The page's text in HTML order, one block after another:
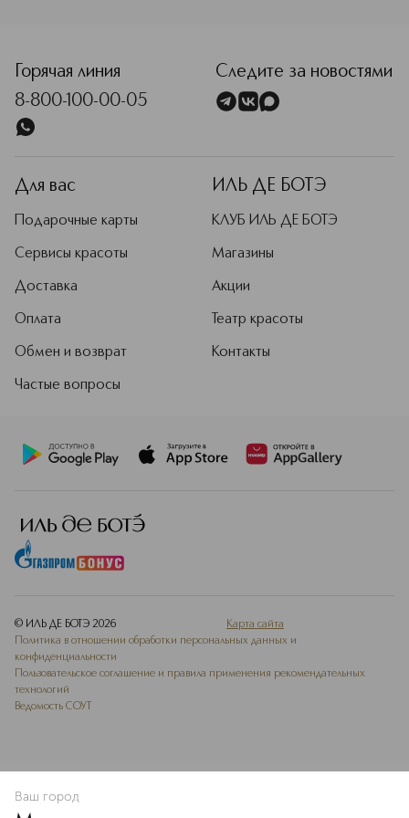
Компания родилась в 1995 году, и с
тех пор ее приоритет —
безопасность и высокое качество
В КОРЗИНУ
Горячая линия
8-800-100-00-05
Следите за новостями
Для вас
Подарочные карты
Сервисы красоты
Доставка
Оплата
Обмен и возврат
Частые вопросы
ИЛЬ ДЕ БОТЭ
КЛУБ ИЛЬ ДЕ БОТЭ
Магазины
Акции
Театр красоты
Контакты
© ИЛЬ ДЕ БОТЭ 2026
Карта сайта
Политика в отношении обработки персональных данных и
конфиденциальности
Пользовательское соглашение и правила применения рекомендательных
технологий
Ведомость СОУТ
Ваш город